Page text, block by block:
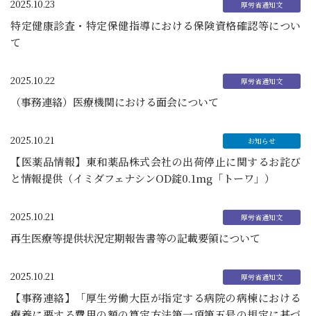
2025.10.23
特定健康診査・特定保健指導における保険資格確認等につい
て
2025.10.22
（事務連絡）医療機関における面会について
2025.10.21
【医薬品情報】東和薬品株式会社の出荷停止に関するお詫び
と情報提供（イミダフェナシンOD錠0.1mg「トーワ」）
2025.10.21
再生医療等提供状況定期報告書等の記載要領について
2025.10.21
【事務連絡】「厚生労働大臣が指定する病院の病棟における